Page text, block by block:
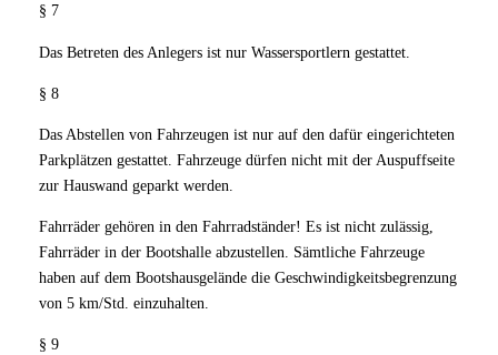
§ 7
Das Betreten des Anlegers ist nur Wassersportlern gestattet.
§ 8
Das Abstellen von Fahrzeugen ist nur auf den dafür eingerichteten
Parkplätzen gestattet. Fahrzeuge dürfen nicht mit der Auspuffseite
zur Hauswand geparkt werden.
Fahrräder gehören in den Fahrradständer! Es ist nicht zulässig,
Fahrräder in der Bootshalle abzustellen. Sämtliche Fahrzeuge
haben auf dem Bootshausgelände die Geschwindigkeitsbegrenzung
von 5 km/Std. einzuhalten.
§ 9